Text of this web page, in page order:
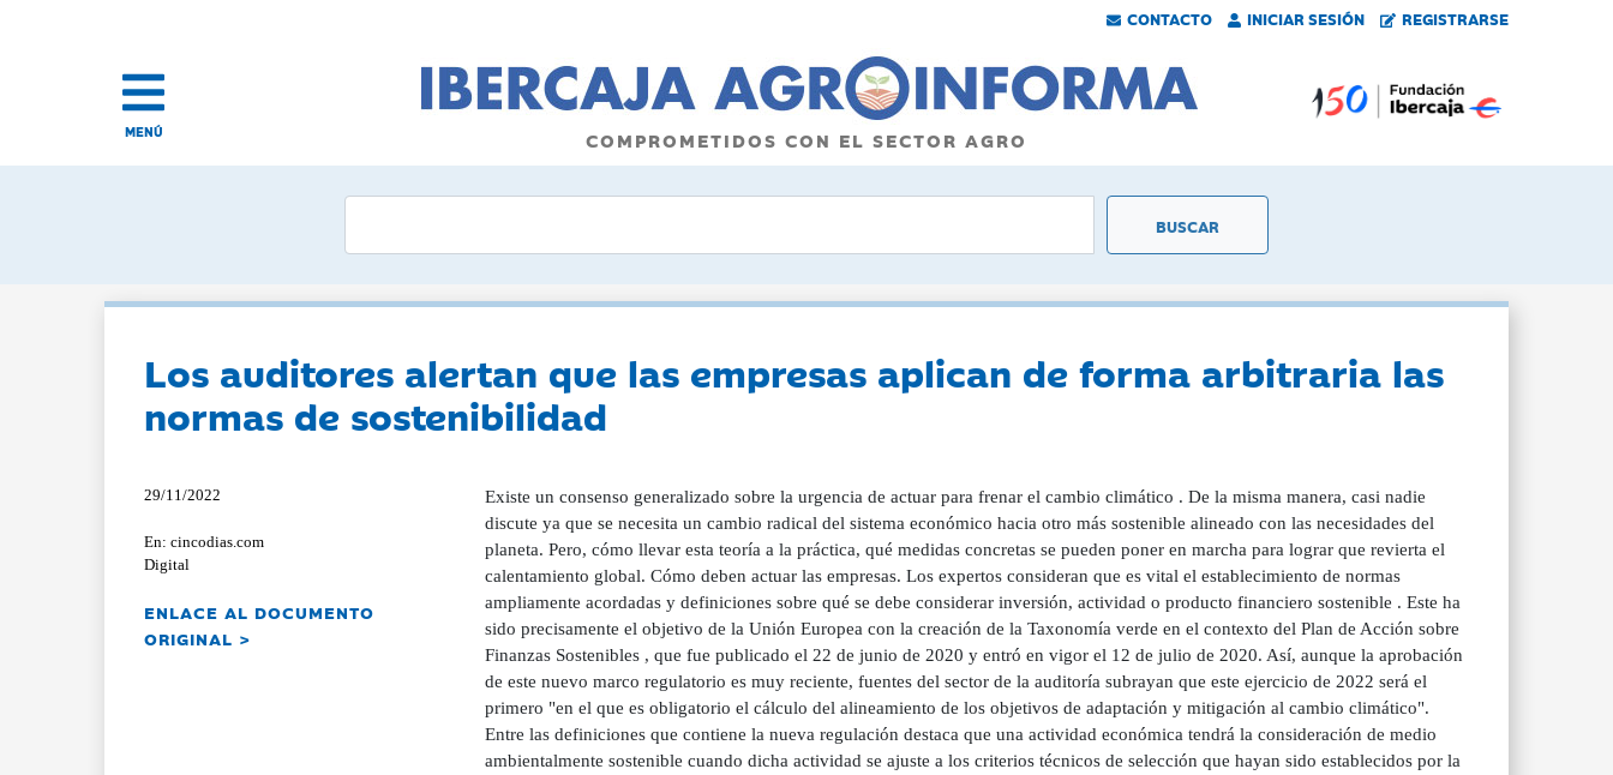
CONTACTO INICIAR SESIÓN REGISTRARSE
MENÚ COMPROMETIDOS CON EL SECTOR AGRO
Los auditores alertan que las empresas aplican de forma arbitraria las
normas de sostenibilidad
29/11/2022
En: cincodias.com
Digital
ENLACE AL DOCUMENTO
ORIGINAL >
Existe un consenso generalizado sobre la urgencia de actuar para frenar el cambio climático . De la misma manera, casi nadie
discute ya que se necesita un cambio radical del sistema económico hacia otro más sostenible alineado con las necesidades del
planeta. Pero, cómo llevar esta teoría a la práctica, qué medidas concretas se pueden poner en marcha para lograr que revierta el
calentamiento global. Cómo deben actuar las empresas. Los expertos consideran que es vital el establecimiento de normas
ampliamente acordadas y definiciones sobre qué se debe considerar inversión, actividad o producto financiero sostenible . Este ha
sido precisamente el objetivo de la Unión Europea con la creación de la Taxonomía verde en el contexto del Plan de Acción sobre
Finanzas Sostenibles , que fue publicado el 22 de junio de 2020 y entró en vigor el 12 de julio de 2020. Así, aunque la aprobación
de este nuevo marco regulatorio es muy reciente, fuentes del sector de la auditoría subrayan que este ejercicio de 2022 será el
primero "en el que es obligatorio el cálculo del alineamiento de los objetivos de adaptación y mitigación al cambio climático".
Entre las definiciones que contiene la nueva regulación destaca que una actividad económica tendrá la consideración de medio
ambientalmente sostenible cuando dicha actividad se ajuste a los criterios técnicos de selección que hayan sido establecidos por la